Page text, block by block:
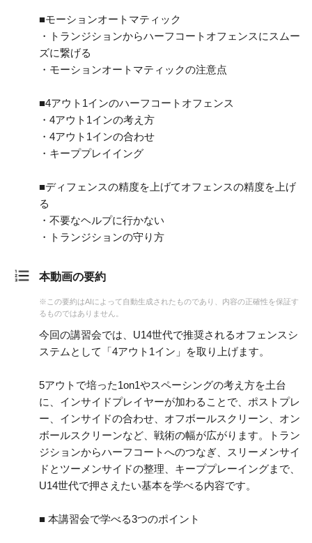
■モーションオートマティック
・トランジションからハーフコートオフェンスにスムー
ズに繋げる
・モーションオートマティックの注意点
■4アウト1インのハーフコートオフェンス
・4アウト1インの考え方
・4アウト1インの合わせ
・キーププレイイング
■ディフェンスの精度を上げてオフェンスの精度を上げ
る
・不要なヘルプに行かない
・トランジションの守り方
本動画の要約
※この要約はAIによって自動生成されたものであり、内容の正確性を保証す
るものではありません。
今回の講習会では、U14世代で推奨されるオフェンスシ
ステムとして「4アウト1イン」を取り上げます。
5アウトで培った1on1やスペーシングの考え方を土台
に、インサイドプレイヤーが加わることで、ポストプレ
ー、インサイドの合わせ、オフボールスクリーン、オン
ボールスクリーンなど、戦術の幅が広がります。トラン
ジションからハーフコートへのつなぎ、スリーメンサイ
ドとツーメンサイドの整理、キーププレーイングまで、
U14世代で押さえたい基本を学べる内容です。
■ 本講習会で学べる3つのポイント